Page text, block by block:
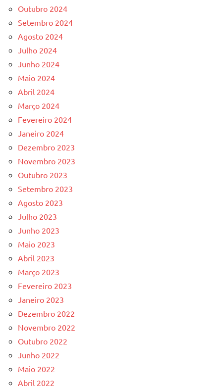
Outubro 2024
Setembro 2024
Agosto 2024
Julho 2024
Junho 2024
Maio 2024
Abril 2024
Março 2024
Fevereiro 2024
Janeiro 2024
Dezembro 2023
Novembro 2023
Outubro 2023
Setembro 2023
Agosto 2023
Julho 2023
Junho 2023
Maio 2023
Abril 2023
Março 2023
Fevereiro 2023
Janeiro 2023
Dezembro 2022
Novembro 2022
Outubro 2022
Junho 2022
Maio 2022
Abril 2022